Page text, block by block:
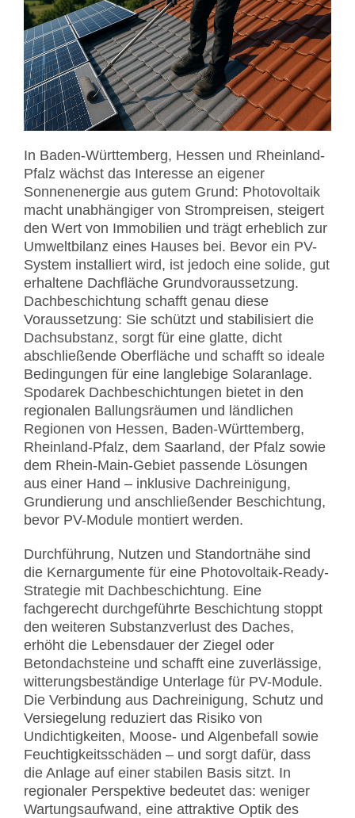
In Baden-Württemberg, Hessen und Rheinland-
Pfalz wächst das Interesse an eigener
Sonnenenergie aus gutem Grund: Photovoltaik
macht unabhängiger von Strompreisen, steigert
den Wert von Immobilien und trägt erheblich zur
Umweltbilanz eines Hauses bei. Bevor ein PV-
System installiert wird, ist jedoch eine solide, gut
erhaltene Dachfläche Grundvoraussetzung.
Dachbeschichtung schafft genau diese
Voraussetzung: Sie schützt und stabilisiert die
Dachsubstanz, sorgt für eine glatte, dicht
abschließende Oberfläche und schafft so ideale
Bedingungen für eine langlebige Solaranlage.
Spodarek Dachbeschichtungen bietet in den
regionalen Ballungsräumen und ländlichen
Regionen von Hessen, Baden-Württemberg,
Rheinland-Pfalz, dem Saarland, der Pfalz sowie
dem Rhein-Main-Gebiet passende Lösungen
aus einer Hand – inklusive Dachreinigung,
Grundierung und anschließender Beschichtung,
bevor PV-Module montiert werden.
Durchführung, Nutzen und Standortnähe sind
die Kernargumente für eine Photovoltaik-Ready-
Strategie mit Dachbeschichtung. Eine
fachgerecht durchgeführte Beschichtung stoppt
den weiteren Substanzverlust des Daches,
erhöht die Lebensdauer der Ziegel oder
Betondachsteine und schafft eine zuverlässige,
witterungsbeständige Unterlage für PV-Module.
Die Verbindung aus Dachreinigung, Schutz und
Versiegelung reduziert das Risiko von
Undichtigkeiten, Moose- und Algenbefall sowie
Feuchtigkeitsschäden – und sorgt dafür, dass
die Anlage auf einer stabilen Basis sitzt. In
regionaler Perspektive bedeutet das: weniger
Wartungsaufwand, eine attraktive Optik des